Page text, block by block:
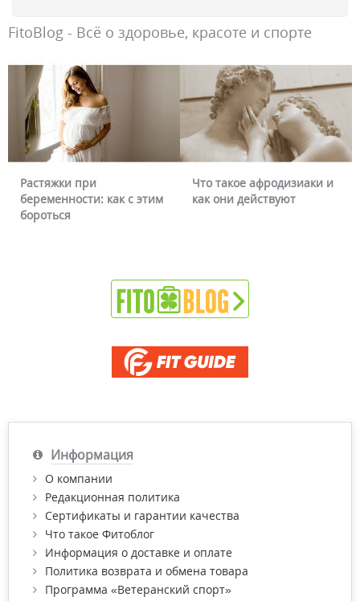
FitoBlog - Всё о здоровье, красоте и спорте
Растяжки при
беременности: как с этим
бороться
Что такое афродизиаки и
как они действуют
Информация
О компании
Редакционная политика
Сертификаты и гарантии качества
Что такое Фитоблог
Информация о доставке и оплате
Политика возврата и обмена товара
Программа «Ветеранский спорт»